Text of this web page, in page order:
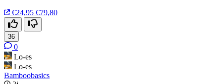
€24,95 €79,80
36
0
Lo-es
Lo-es
Bamboobasics